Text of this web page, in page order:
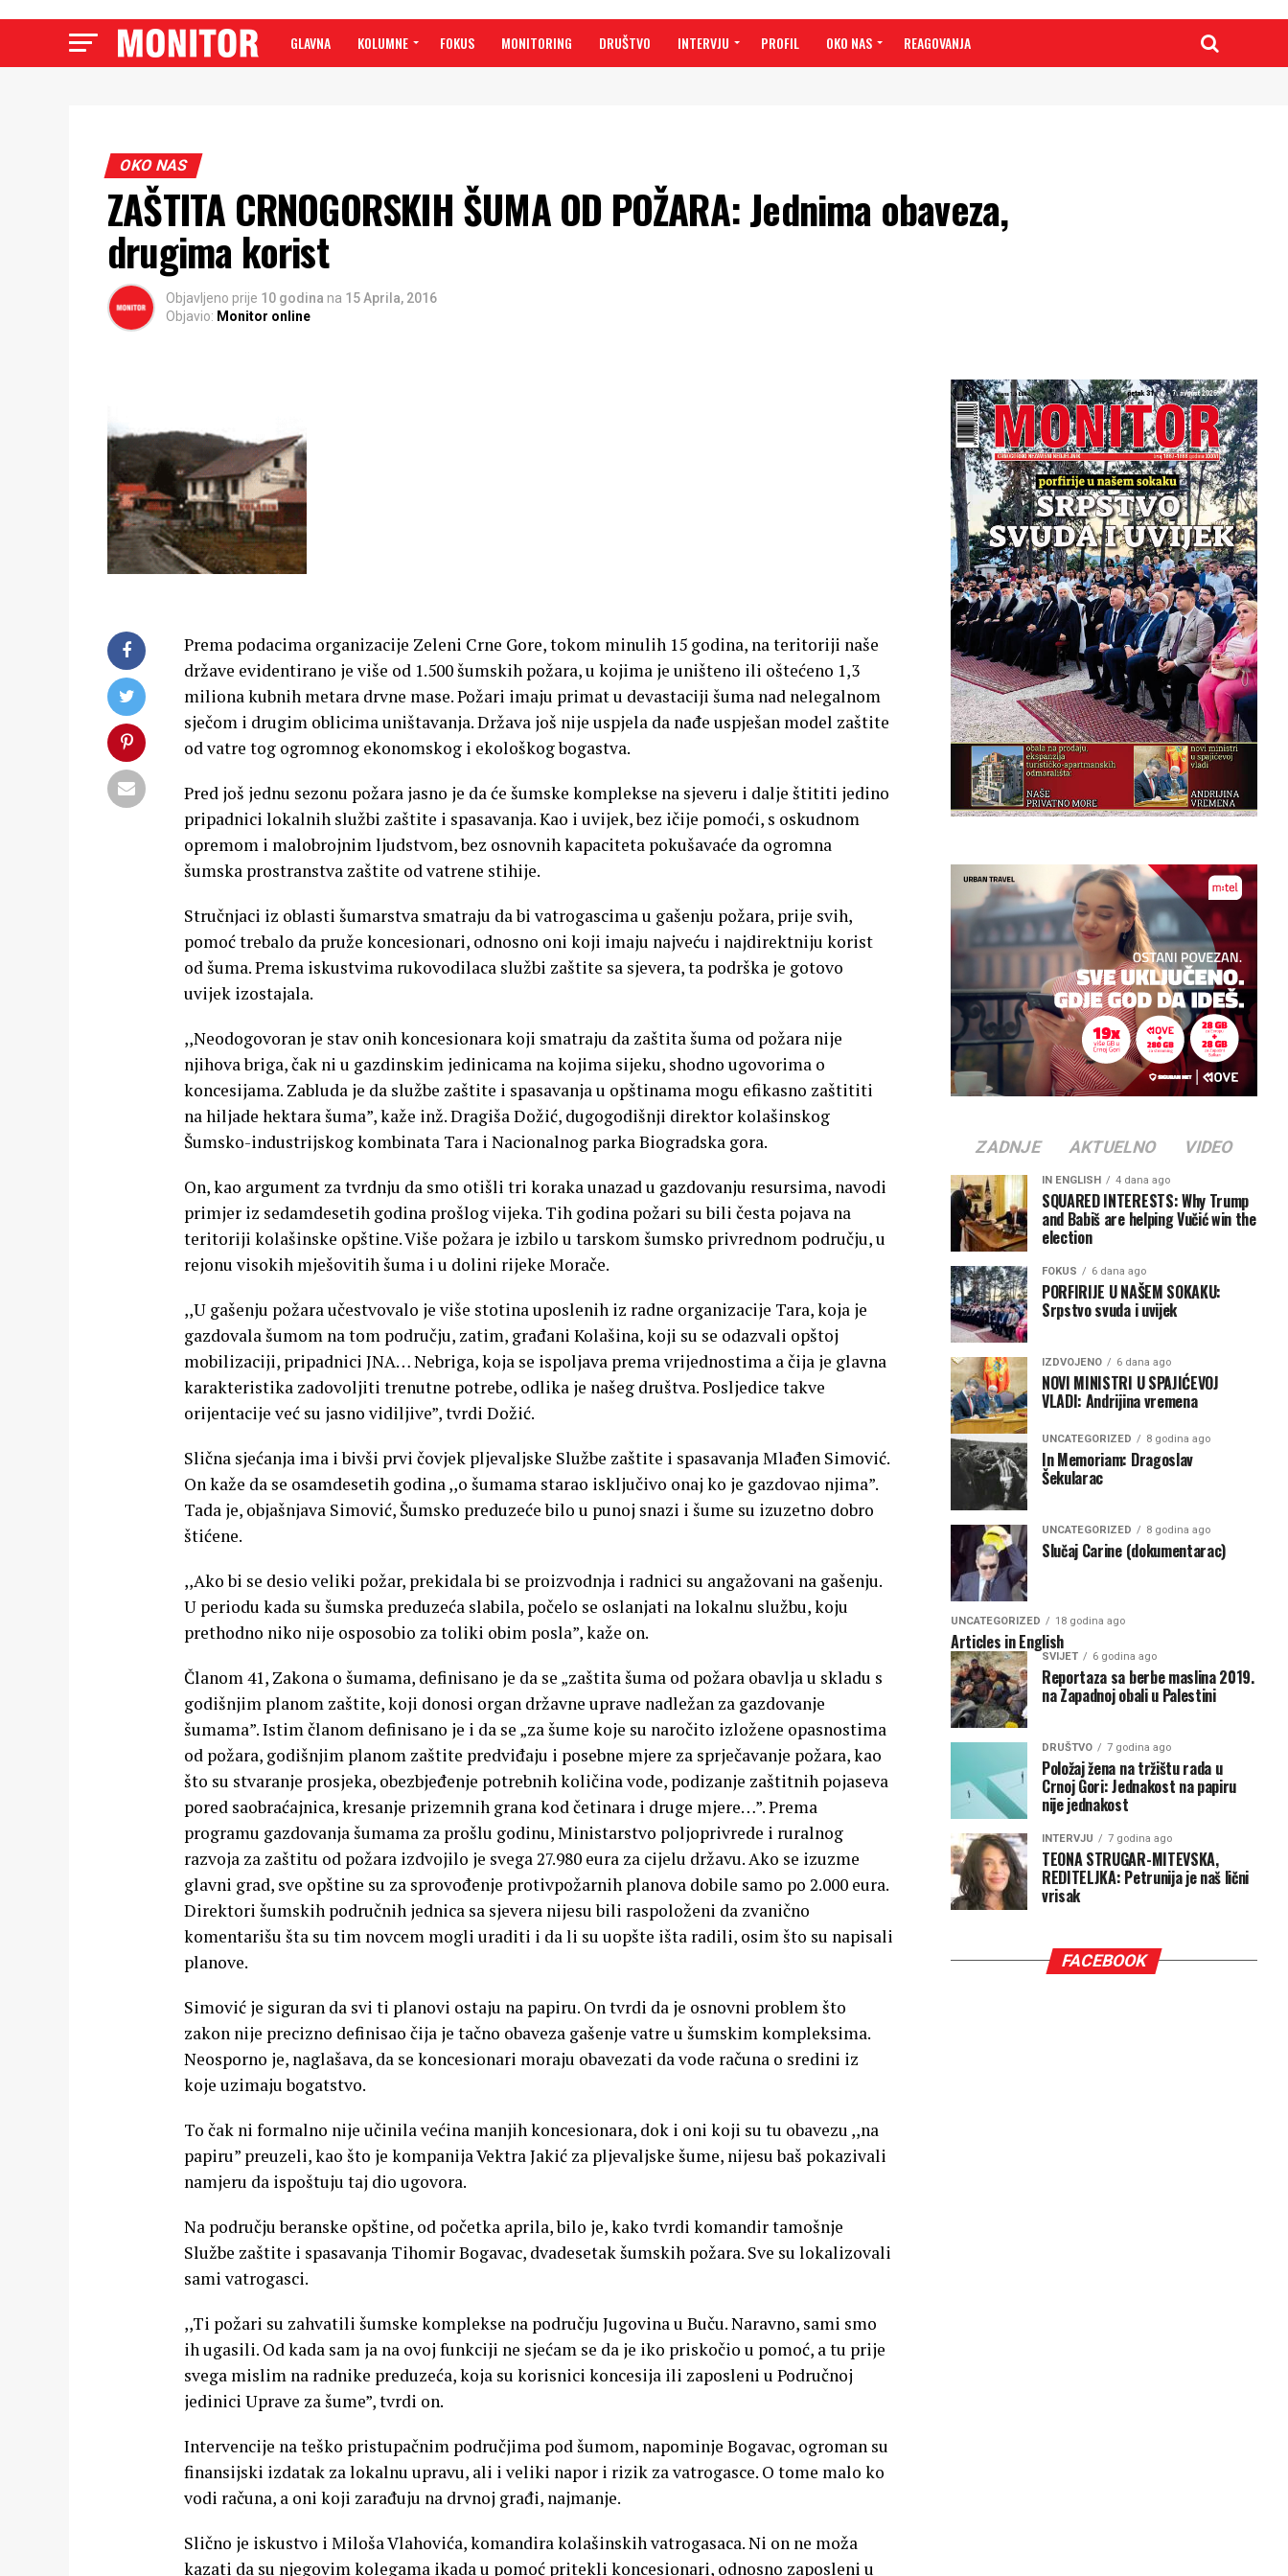
GLAVNA KOLUMNE FOKUS MONITORING DRUŠTVO INTERVJU PROFIL OKO NAS REAGOVANJA
OKO NAS
ZAŠTITA CRNOGORSKIH ŠUMA OD POŽARA: Jednima obaveza,
drugima korist
Objavljeno prije 10 godina na 15 Aprila, 2016
Objavio: Monitor online
Prema podacima organizacije Zeleni Crne Gore, tokom minulih 15 godina, na teritoriji naše
države evidentirano je više od 1.500 šumskih požara, u kojima je uništeno ili oštećeno 1,3
miliona kubnih metara drvne mase. Požari imaju primat u devastaciji šuma nad nelegalnom
sječom i drugim oblicima uništavanja. Država još nije uspjela da nađe uspješan model zaštite
od vatre tog ogromnog ekonomskog i ekološkog bogastva.
Pred još jednu sezonu požara jasno je da će šumske komplekse na sjeveru i dalje štititi jedino
pripadnici lokalnih službi zaštite i spasavanja. Kao i uvijek, bez ičije pomoći, s oskudnom
opremom i malobrojnim ljudstvom, bez osnovnih kapaciteta pokušavaće da ogromna
šumska prostranstva zaštite od vatrene stihije.
Stručnjaci iz oblasti šumarstva smatraju da bi vatrogascima u gašenju požara, prije svih,
pomoć trebalo da pruže koncesionari, odnosno oni koji imaju najveću i najdirektniju korist
od šuma. Prema iskustvima rukovodilaca službi zaštite sa sjevera, ta podrška je gotovo
uvijek izostajala.
,,Neodogovoran je stav onih koncesionara koji smatraju da zaštita šuma od požara nije
njihova briga, čak ni u gazdinskim jedinicama na kojima sijeku, shodno ugovorima o
koncesijama. Zabluda je da službe zaštite i spasavanja u opštinama mogu efikasno zaštititi
na hiljade hektara šuma”, kaže inž. Dragiša Dožić, dugogodišnji direktor kolašinskog
Šumsko-industrijskog kombinata Tara i Nacionalnog parka Biogradska gora.
On, kao argument za tvrdnju da smo otišli tri koraka unazad u gazdovanju resursima, navodi
primjer iz sedamdesetih godina prošlog vijeka. Tih godina požari su bili česta pojava na
teritoriji kolašinske opštine. Više požara je izbilo u tarskom šumsko privrednom području, u
rejonu visokih mješovitih šuma i u dolini rijeke Morače.
,,U gašenju požara učestvovalo je više stotina uposlenih iz radne organizacije Tara, koja je
gazdovala šumom na tom području, zatim, građani Kolašina, koji su se odazvali opštoj
mobilizaciji, pripadnici JNA… Nebriga, koja se ispoljava prema vrijednostima a čija je glavna
karakteristika zadovoljiti trenutne potrebe, odlika je našeg društva. Posljedice takve
orijentacije već su jasno vidiljive”, tvrdi Dožić.
Slična sjećanja ima i bivši prvi čovjek pljevaljske Službe zaštite i spasavanja Mlađen Simović.
On kaže da se osamdesetih godina ,,o šumama starao isključivo onaj ko je gazdovao njima”.
Tada je, objašnjava Simović, Šumsko preduzeće bilo u punoj snazi i šume su izuzetno dobro
štićene.
,,Ako bi se desio veliki požar, prekidala bi se proizvodnja i radnici su angažovani na gašenju.
U periodu kada su šumska preduzeća slabila, počelo se oslanjati na lokalnu službu, koju
prethodno niko nije osposobio za toliki obim posla”, kaže on.
Članom 41, Zakona o šumama, definisano je da se „zaštita šuma od požara obavlja u skladu s
godišnjim planom zaštite, koji donosi organ državne uprave nadležan za gazdovanje
šumama”. Istim članom definisano je i da se „za šume koje su naročito izložene opasnostima
od požara, godišnjim planom zaštite predviđaju i posebne mjere za sprječavanje požara, kao
što su stvaranje prosjeka, obezbjeđenje potrebnih količina vode, podizanje zaštitnih pojaseva
pored saobraćajnica, kresanje prizemnih grana kod četinara i druge mjere…”. Prema
programu gazdovanja šumama za prošlu godinu, Ministarstvo poljoprivrede i ruralnog
razvoja za zaštitu od požara izdvojilo je svega 27.980 eura za cijelu državu. Ako se izuzme
glavni grad, sve opštine su za sprovođenje protivpožarnih planova dobile samo po 2.000 eura.
Direktori šumskih područnih jednica sa sjevera nijesu bili raspoloženi da zvanično
komentarišu šta su tim novcem mogli uraditi i da li su uopšte išta radili, osim što su napisali
planove.
Simović je siguran da svi ti planovi ostaju na papiru. On tvrdi da je osnovni problem što
zakon nije precizno definisao čija je tačno obaveza gašenje vatre u šumskim kompleksima.
Neosporno je, naglašava, da se koncesionari moraju obavezati da vode računa o sredini iz
koje uzimaju bogatstvo.
To čak ni formalno nije učinila većina manjih koncesionara, dok i oni koji su tu obavezu ,,na
papiru” preuzeli, kao što je kompanija Vektra Jakić za pljevaljske šume, nijesu baš pokazivali
namjeru da ispoštuju taj dio ugovora.
Na području beranske opštine, od početka aprila, bilo je, kako tvrdi komandir tamošnje
Službe zaštite i spasavanja Tihomir Bogavac, dvadesetak šumskih požara. Sve su lokalizovali
sami vatrogasci.
,,Ti požari su zahvatili šumske komplekse na području Jugovina u Buču. Naravno, sami smo
ih ugasili. Od kada sam ja na ovoj funkciji ne sjećam se da je iko priskočio u pomoć, a tu prije
svega mislim na radnike preduzeća, koja su korisnici koncesija ili zaposleni u Područnoj
jedinici Uprave za šume”, tvrdi on.
Intervencije na teško pristupačnim područjima pod šumom, napominje Bogavac, ogroman su
finansijski izdatak za lokalnu upravu, ali i veliki napor i rizik za vatrogasce. O tome malo ko
vodi računa, a oni koji zarađuju na drvnoj građi, najmanje.
Slično je iskustvo i Miloša Vlahovića, komandira kolašinskih vatrogasaca. Ni on ne moža
kazati da su njegovim kolegama ikada u pomoć pritekli koncesionari, odnosno zaposleni u
ZADNJE AKTUELNO VIDEO
IN ENGLISH 4 dana ago
SQUARED INTERESTS: Why Trump
and Babiš are helping Vučić win the
election
FOKUS 6 dana ago
PORFIRIJE U NAŠEM SOKAKU:
Srpstvo svuda i uvijek
IZDVOJENO 6 dana ago
NOVI MINISTRI U SPAJIĆEVOJ
VLADI: Andrijina vremena
UNCATEGORIZED 8 godina ago
In Memoriam: Dragoslav
Šekularac
UNCATEGORIZED 8 godina ago
Slučaj Carine (dokumentarac)
UNCATEGORIZED 18 godina ago
Articles in English
SVIJET 6 godina ago
Reportaza sa berbe maslina 2019.
na Zapadnoj obali u Palestini
DRUŠTVO 7 godina ago
Položaj žena na tržištu rada u
Crnoj Gori: Jednakost na papiru
nije jednakost
INTERVJU 7 godina ago
TEONA STRUGAR-MITEVSKA,
REDITELJKA: Petrunija je naš lični
vrisak
FACEBOOK